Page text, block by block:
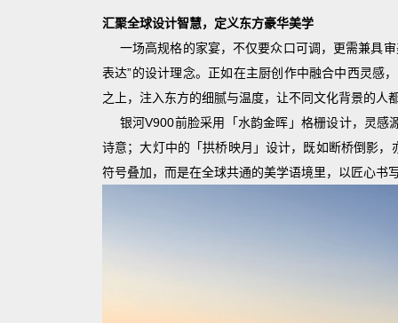
汇聚全球设计智慧，定义东方豪华美学
一场高规格的家宴，不仅要众口可调，更需兼具
表达”的设计理念。正如在主厨创作中融合中西灵感
之上，注入东方的细腻与温度，让不同文化背景的人
银河V900前脸采用「水韵金晖」格栅设计，灵
诗意；大灯中的「拱桥映月」设计，既如断桥倒影
符号叠加，而是在全球共通的美学语境里，以匠心书